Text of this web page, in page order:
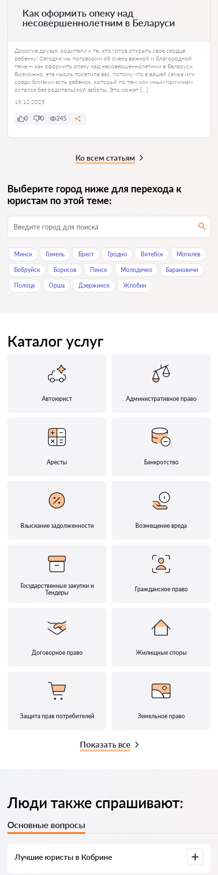
Как оформить опеку над
несовершеннолетним в Беларуси
Дорогие друзья, родители и те, кто готов открыть свое сердце
ребенку! Сегодня мы поговорим об очень важной и благородной
теме — как оформить опеку над несовершеннолетним в Беларуси.
Возможно, эта мысль посетила вас, потому что в вашей семье или
среди близких есть ребенок, который по тем или иным причинам
остался без родительской заботы. Это может […]
19.12.2025
0 0 245
Ко всем статьям
Выберите город ниже для перехода к
юристам по этой теме:
Минск Гомель Брест Гродно Витебск Могилев
Бобруйск Борисов Пинск Молодечно Барановичи
Полоцк Орша Дзержинск Жлобин
Каталог услуг
Автоюрист Административное право
Аресты Банкротство
Взыскание задолженности Возмещение вреда
Государственные закупки и
Тендеры
Гражданское право
Договорное право Жилищные споры
Защита прав потребителей Земельное право
Показать все
Люди также спрашивают:
Основные вопросы
Лучшие юристы в Кобрине